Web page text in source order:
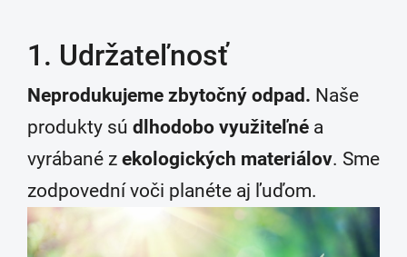
1. Udržateľnosť
Neprodukujeme zbytočný odpad. Naše
produkty sú dlhodobo využiteľné a
vyrábané z ekologických materiálov. Sme
zodpovední voči planéte aj ľuďom.